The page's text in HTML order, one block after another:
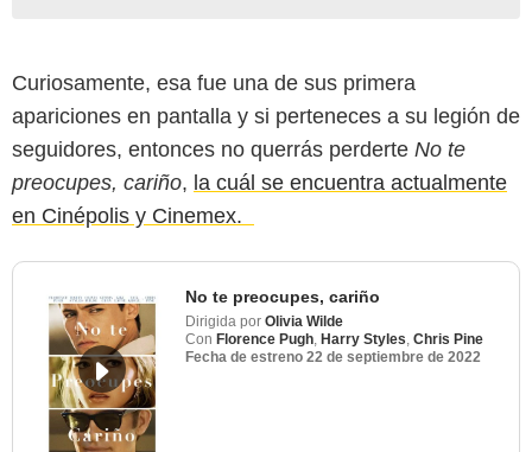
Curiosamente, esa fue una de sus primera
apariciones en pantalla y si perteneces a su legión de
seguidores, entonces no querrás perderte No te
preocupes, cariño, la cuál se encuentra actualmente
en Cinépolis y Cinemex.
No te preocupes, cariño
Dirigida por Olivia Wilde
Con Florence Pugh, Harry Styles, Chris Pine
Fecha de estreno 22 de septiembre de 2022